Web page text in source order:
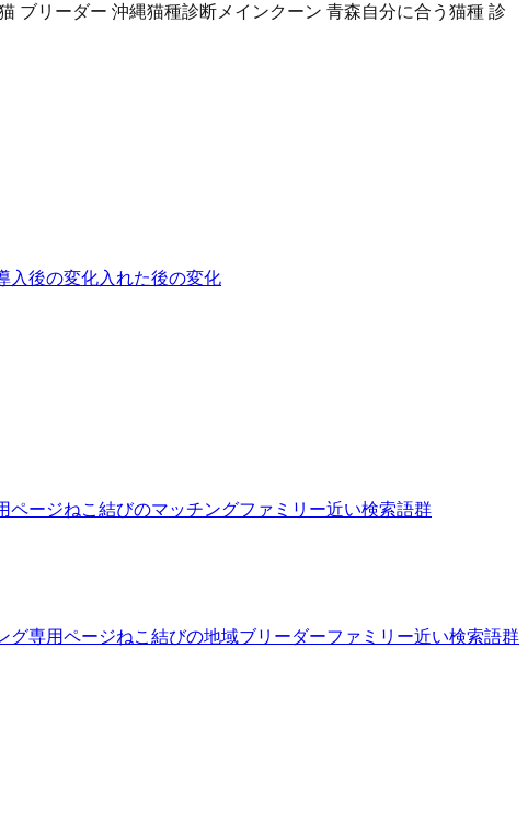
ブリーダー 沖縄猫種診断 メインクーン 青森自分に合う猫種 診
入後の変化入れた後の変化
ページねこ結びのマッチングファミリー近い検索語群
グ専用ページねこ結びの地域ブリーダーファミリー近い検索語群